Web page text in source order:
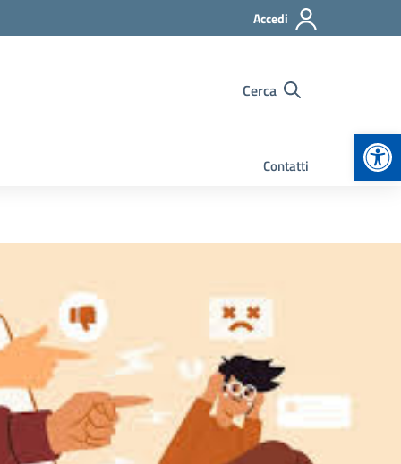
Accedi
Cerca
Contatti